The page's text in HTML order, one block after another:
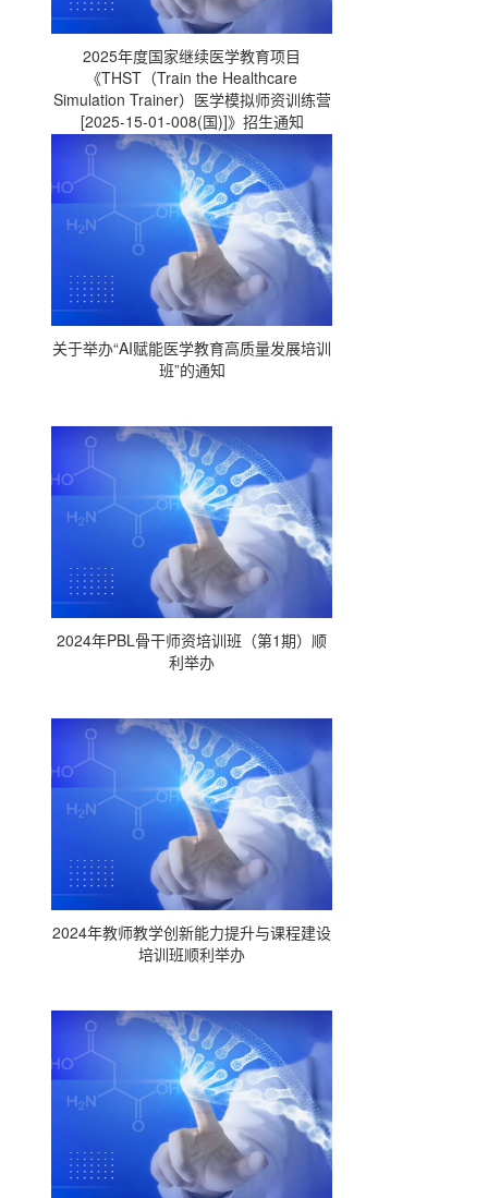
2025年度国家继续医学教育项目
《THST（Train the Healthcare
Simulation Trainer）医学模拟师资训练营
[2025-15-01-008(国)]》招生通知
关于举办“AI赋能医学教育高质量发展培训
班”的通知
2024年PBL骨干师资培训班（第1期）顺
利举办
2024年教师教学创新能力提升与课程建设
培训班顺利举办